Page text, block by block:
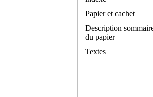
Papier et cachet
Description
du papier
Textes